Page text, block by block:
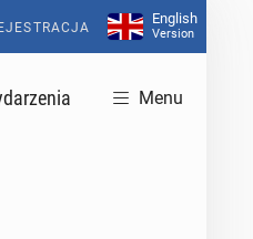
English
Version
Menu